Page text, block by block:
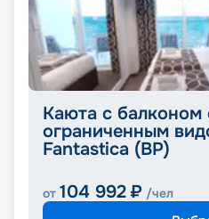
Каюта с балконом
ограниченным
Fantastica (BP)
от 104 992 ₽ /чел